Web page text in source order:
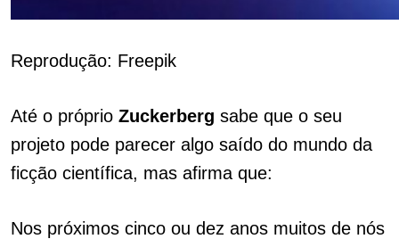
Reprodução: Freepik
Até o próprio Zuckerberg sabe que o seu
projeto pode parecer algo saído do mundo da
ficção científica, mas afirma que:
Nos próximos cinco ou dez anos muitos de nós